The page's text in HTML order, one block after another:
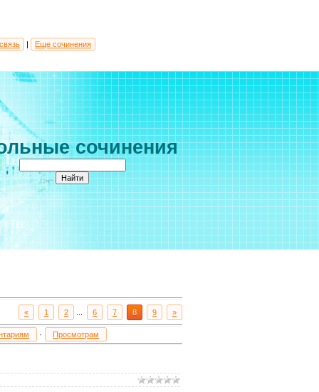
| Еще сочинения
сочинения
« 1 2 6 7 8 9 »
· Просмотрам